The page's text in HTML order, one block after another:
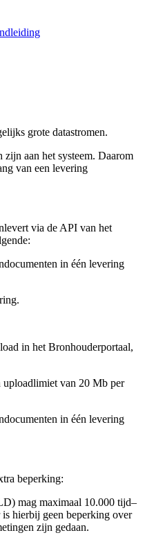
grote datastromen.
zijn aan het systeem. Daarom
van een levering
via de API van het
in één levering
in het Bronhouderportaal,
uploadlimiet van 20 Mb per
in één levering
beperking:
mag maximaal 10.000 tijd–
hierbij geen beperking over
zijn gedaan.